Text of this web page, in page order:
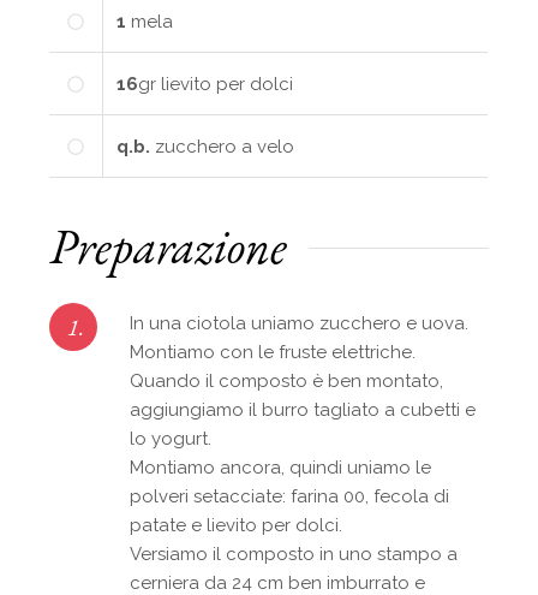
1 mela
16gr lievito per dolci
q.b. zucchero a velo
Preparazione
1.
In una ciotola uniamo zucchero e uova.
Montiamo con le fruste elettriche.
Quando il composto è ben montato,
aggiungiamo il burro tagliato a cubetti e
lo yogurt.
Montiamo ancora, quindi uniamo le
polveri setacciate: farina 00, fecola di
patate e lievito per dolci.
Versiamo il composto in uno stampo a
cerniera da 24 cm ben imburrato e